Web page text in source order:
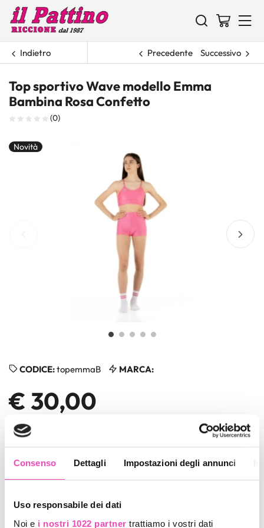
Consenso Dettagli Impostazioni degli annunci
Uso responsabile dei dati
Noi e i nostri 1022 partner trattiamo i vostri dati
Indietro Precedente Successivo
Top sportivo Wave modello Emma
Bambina Rosa Confetto
(0)
Novità
CODICE:topemmaB MARCA:
€ 30,00
TAGLIE TOP WAVE BAMBINA
QUANTITÀ